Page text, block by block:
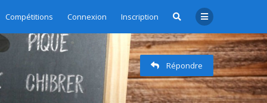
Compétitions Connexion Inscription
- Subscription management
Répondre